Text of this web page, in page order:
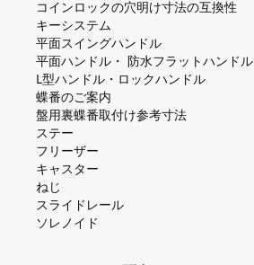
コインロックの⽳明け⼨法の互換性
キーシステム
平⾯スイングハンドル
平⾯ハンドル・ 防⽔フラットハンドル
L型ハンドル・ロックハンドル
蝶番のご案内
盤⽤裏蝶番取付け参考⼨法
ステー
フリーザー
キャスター
ねじ
スライドレール
ソレノイド